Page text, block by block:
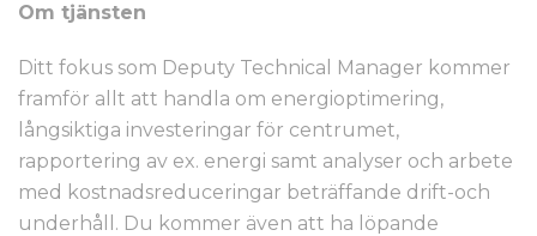
Om tjänsten
Ditt fokus som Deputy Technical Manager kommer
framför allt att handla om energioptimering,
långsiktiga investeringar för centrumet,
rapportering av ex. energi samt analyser och arbete
med kostnadsreduceringar beträffande drift-och
underhåll. Du kommer även att ha löpande